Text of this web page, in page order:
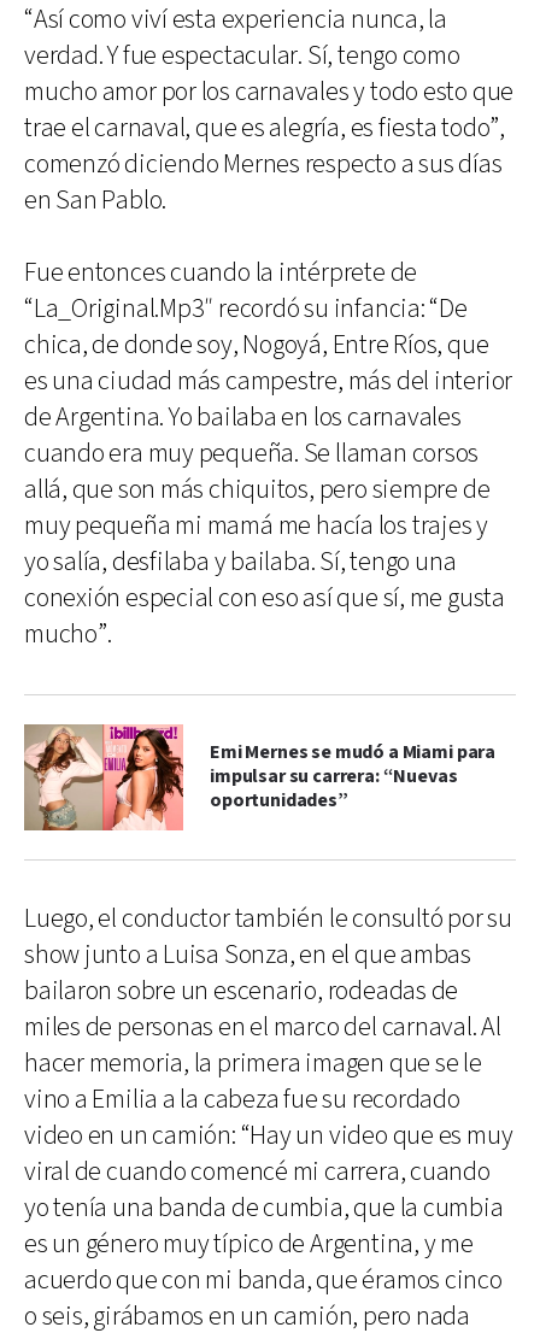
“Así como viví esta experiencia nunca, la
verdad. Y fue espectacular. Sí, tengo como
mucho amor por los carnavales y todo esto que
trae el carnaval, que es alegría, es fiesta todo”,
comenzó diciendo Mernes respecto a sus días
en San Pablo.
Fue entonces cuando la intérprete de
“La_Original.Mp3″ recordó su infancia: “De
chica, de donde soy, Nogoyá, Entre Ríos, que
es una ciudad más campestre, más del interior
de Argentina. Yo bailaba en los carnavales
cuando era muy pequeña. Se llaman corsos
allá, que son más chiquitos, pero siempre de
muy pequeña mi mamá me hacía los trajes y
yo salía, desfilaba y bailaba. Sí, tengo una
conexión especial con eso así que sí, me gusta
mucho”.
Emi Mernes se mudó a Miami para
impulsar su carrera: “Nuevas
oportunidades”
Luego, el conductor también le consultó por su
show junto a Luisa Sonza, en el que ambas
bailaron sobre un escenario, rodeadas de
miles de personas en el marco del carnaval. Al
hacer memoria, la primera imagen que se le
vino a Emilia a la cabeza fue su recordado
video en un camión: “Hay un video que es muy
viral de cuando comencé mi carrera, cuando
yo tenía una banda de cumbia, que la cumbia
es un género muy típico de Argentina, y me
acuerdo que con mi banda, que éramos cinco
o seis, girábamos en un camión, pero nada